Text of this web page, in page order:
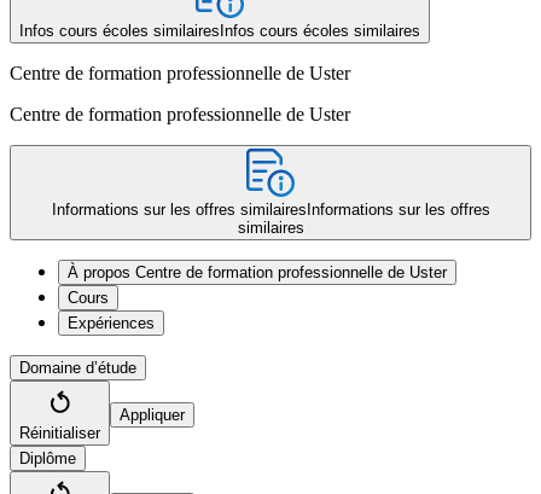
Infos cours écoles similaires Infos cours écoles similaires
Centre de formation professionnelle de Uster
Centre de formation professionnelle de Uster
Informations sur les offres similaires Informations sur les offres
similaires
À propos Centre de formation professionnelle de Uster
Cours
Expériences
Domaine d’étude
Réinitialiser
Appliquer
Diplôme